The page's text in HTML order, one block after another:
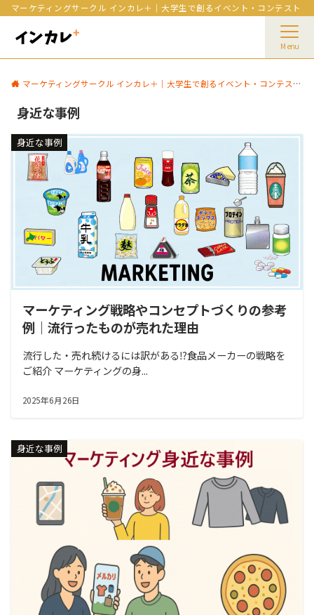
マーケティングサークル インカレ＋｜大学生で創るイベント・コンテスト
Menu
マーケティングサークル インカレ＋｜大学生で創るイベント・コンテスト
身近な事例
身近な事例
マーケティング戦略やコンセプトづくりの参考
例｜流行ったものが売れた理由
流行した・売れ続けるには訳がある⁉食品メーカーの戦略を
ご紹介 マーケティングの身...
2025年6月26日
身近な事例